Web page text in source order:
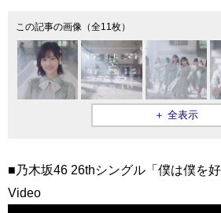
この記事の画像（全11枚）
＋ 全表示
■乃木坂46 26thシングル「僕は僕を
Video